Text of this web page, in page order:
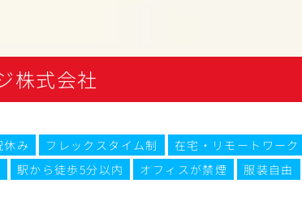
履歴書のつくり方
職務経歴書のつくり方
ポートフォリオのつくり方
面接対策
エグゼクティ
しゅふクリ･マ
年収アップ転職
株式会社
休み フレックスタイム制 在宅・リモートワーク
駅から徒歩5分以内 オフィスが禁煙 服装自由